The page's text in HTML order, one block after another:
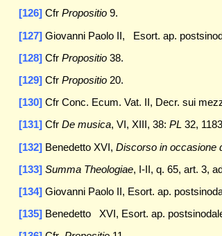
[126] Cfr Propositio9.
[127]Giovanni Paolo II, Esort. ap.
[128]Cfr Propositio38.
[129]Cfr Propositio 20.
[130]Cfr Conc. Ecum. Vat. II, Decr. sui
[131]Cfr De musica, VI, XIII, 38: PL32,
[132]Benedetto XVI, Discorso in occasione
[133] Summa Theologiae, I-II, q. 65, art. 3,
[134]Giovanni Paolo II, Esort. ap.
[135]Benedetto XVI, Esort. ap.